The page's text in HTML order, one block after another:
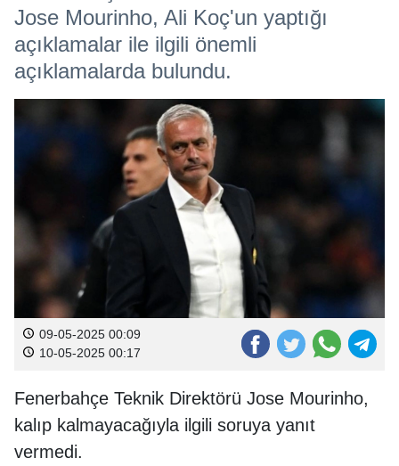
Jose Mourinho, Ali Koç'un yaptığı
açıklamalar ile ilgili önemli
açıklamalarda bulundu.
09-05-2025 00:09
10-05-2025 00:17
Fenerbahçe Teknik Direktörü Jose Mourinho,
kalıp kalmayacağıyla ilgili soruya yanıt
vermedi.